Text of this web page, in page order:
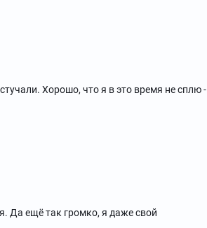
Хорошо, что я в это время не сплю -
Да ещё так громко, я даже свой